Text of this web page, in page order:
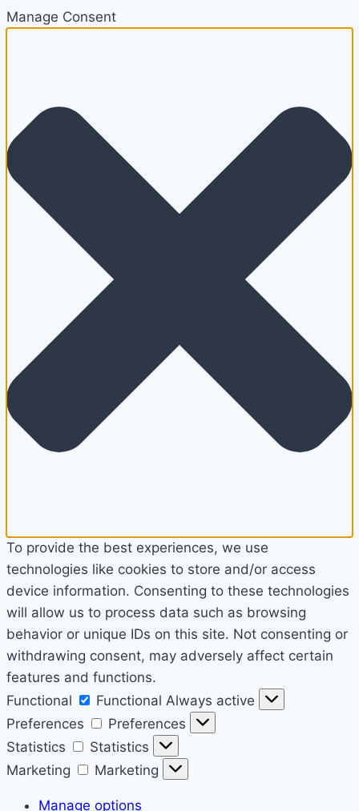
Manage Consent
To provide the best experiences, we use
technologies like cookies to store and/or access
device information. Consenting to these technologies
will allow us to process data such as browsing
behavior or unique IDs on this site. Not consenting or
withdrawing consent, may adversely affect certain
features and functions.
Functional
Functional Always active
Preferences
Preferences
Statistics
Statistics
Marketing
Marketing
Manage options